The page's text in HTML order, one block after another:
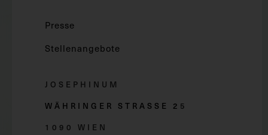
Presse
Stellenangebote
JOSEPHINUM
WÄHRINGER STRASSE 2 5
1090 WIEN